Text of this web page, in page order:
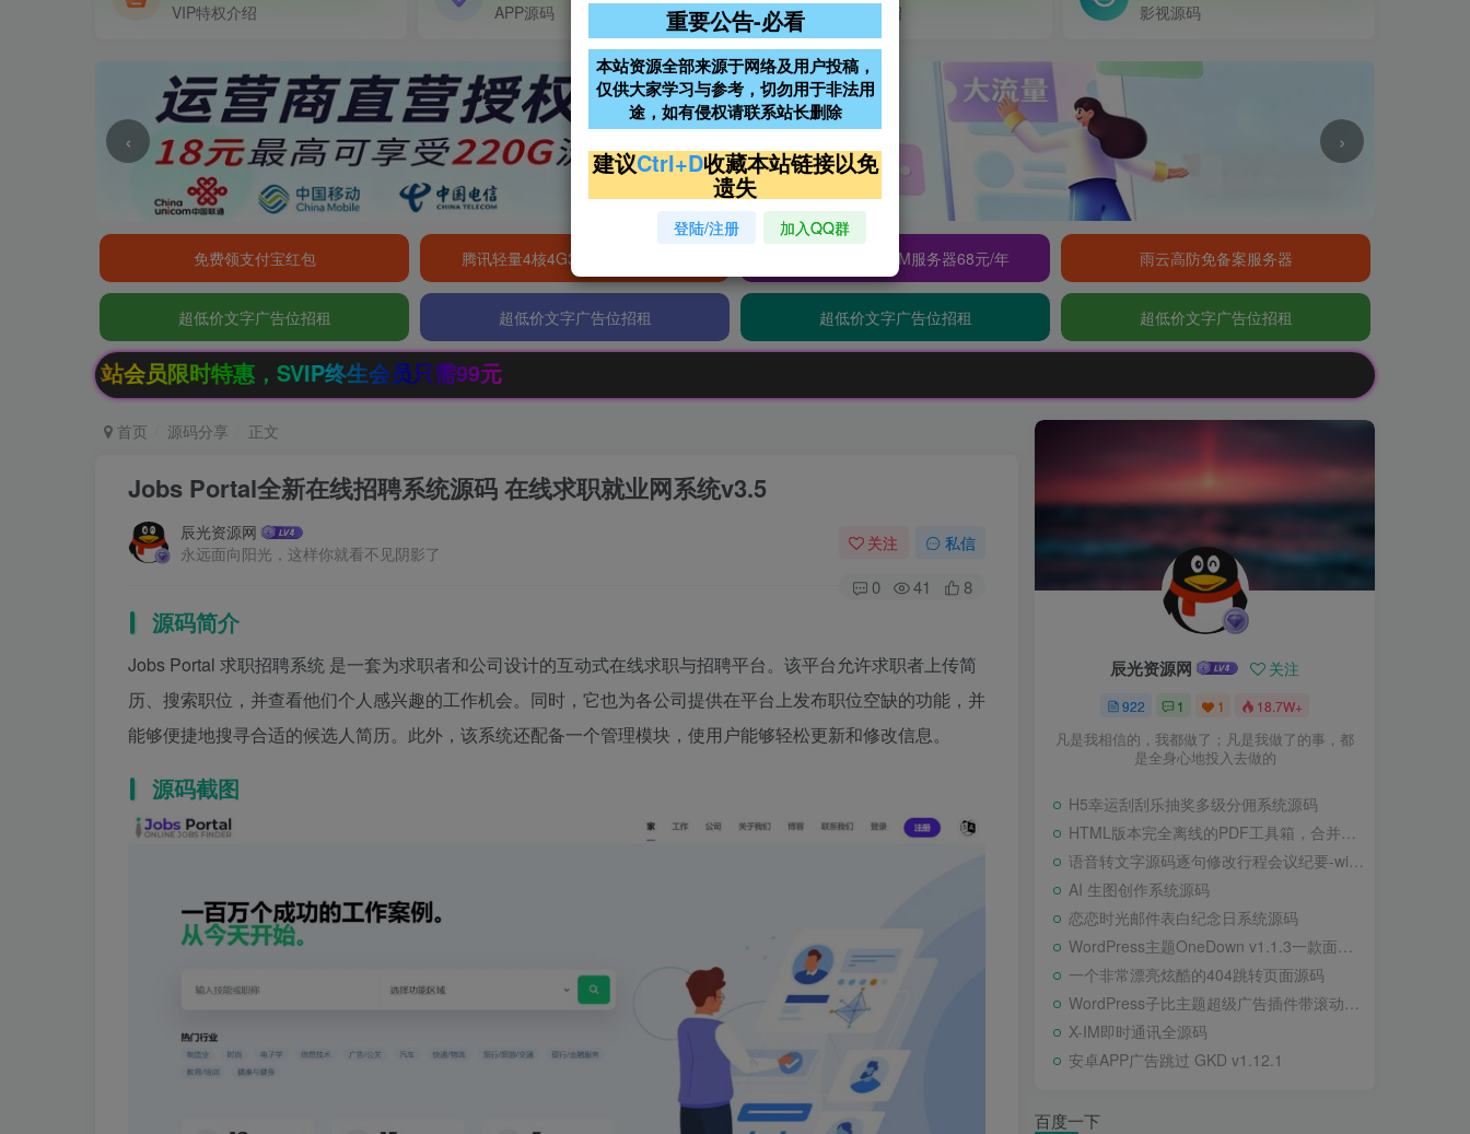
VIP特权介绍 APP源码 VIP特权介绍 影视源码
‹ ›
免费领支付宝红包 腾讯轻量4核4G3M服务器38元/年 阿里云2核2G200M服务器68元/年 雨云高防免备案服务器
超低价文字广告位招租 超低价文字广告位招租 超低价文字广告位招租 超低价文字广告位招租
惠，SVIP终生会员只需99元
首页 源码分享 正文
Jobs Portal全新在线招聘系统源码 在线求职就业网系统v3.5
辰光资源网
永远面向阳光，这样你就看不见阴影了
关注 私信
0 41 8
源码简介
Jobs Portal 求职招聘系统 是一套为求职者和公司设计的互动式在线求职与招聘平台。该平台允许求职者上传简
历、搜索职位，并查看他们个人感兴趣的工作机会。同时，它也为各公司提供在平台上发布职位空缺的功能，并
能够便捷地搜寻合适的候选人简历。此外，该系统还配备一个管理模块，使用户能够轻松更新和修改信息。
源码截图
辰光资源网 关注
922 1 1 18.7W+
凡是我相信的，我都做了；凡是我做了的事，都
是全身心地投入去做的
H5幸运刮刮乐抽奖多级分佣系统源码
HTML版本完全离线的PDF工具箱，合并、拆分、旋转、删除、PDF转图片、图片转PDF
语音转文字源码逐句修改行程会议纪要-wisper版本
AI 生图创作系统源码
恋恋时光邮件表白纪念日系统源码
WordPress主题OneDown v1.1.3一款面向个人站长的资源下载、技术教程、内容资讯类站点的 WordPress 主题
一个非常漂亮炫酷的404跳转页面源码
WordPress子比主题超级广告插件带滚动公告
X-IM即时通讯全源码
安卓APP广告跳过 GKD v1.12.1
百度一下
重要公告-必看
本站资源全部来源于网络及用户投稿，
仅供大家学习与参考，切勿用于非法用
途，如有侵权请联系站长删除
建议Ctrl+D收藏本站链接以免
遗失
登陆/注册 加入QQ群